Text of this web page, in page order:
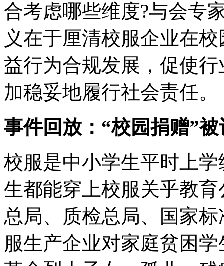
合考虑哪些维度?与会专
义在于厘清校服企业在
益行为合规发展，促使
加稳妥地履行社会责任。
事件回放：“校园捐赠”
校服是中小学生平时上
生都能穿上校服关乎教
总局、质检总局、国家
服生产企业对家庭贫困